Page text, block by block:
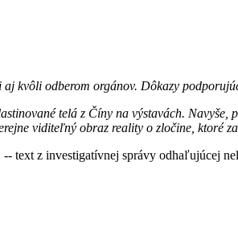
kvôli odberom orgánov. Dôkazy
telá z Číny na výstavách.
viditeľný obraz reality o zločine, ktoré
-- text z investigatívnej správy odhaľujúcej